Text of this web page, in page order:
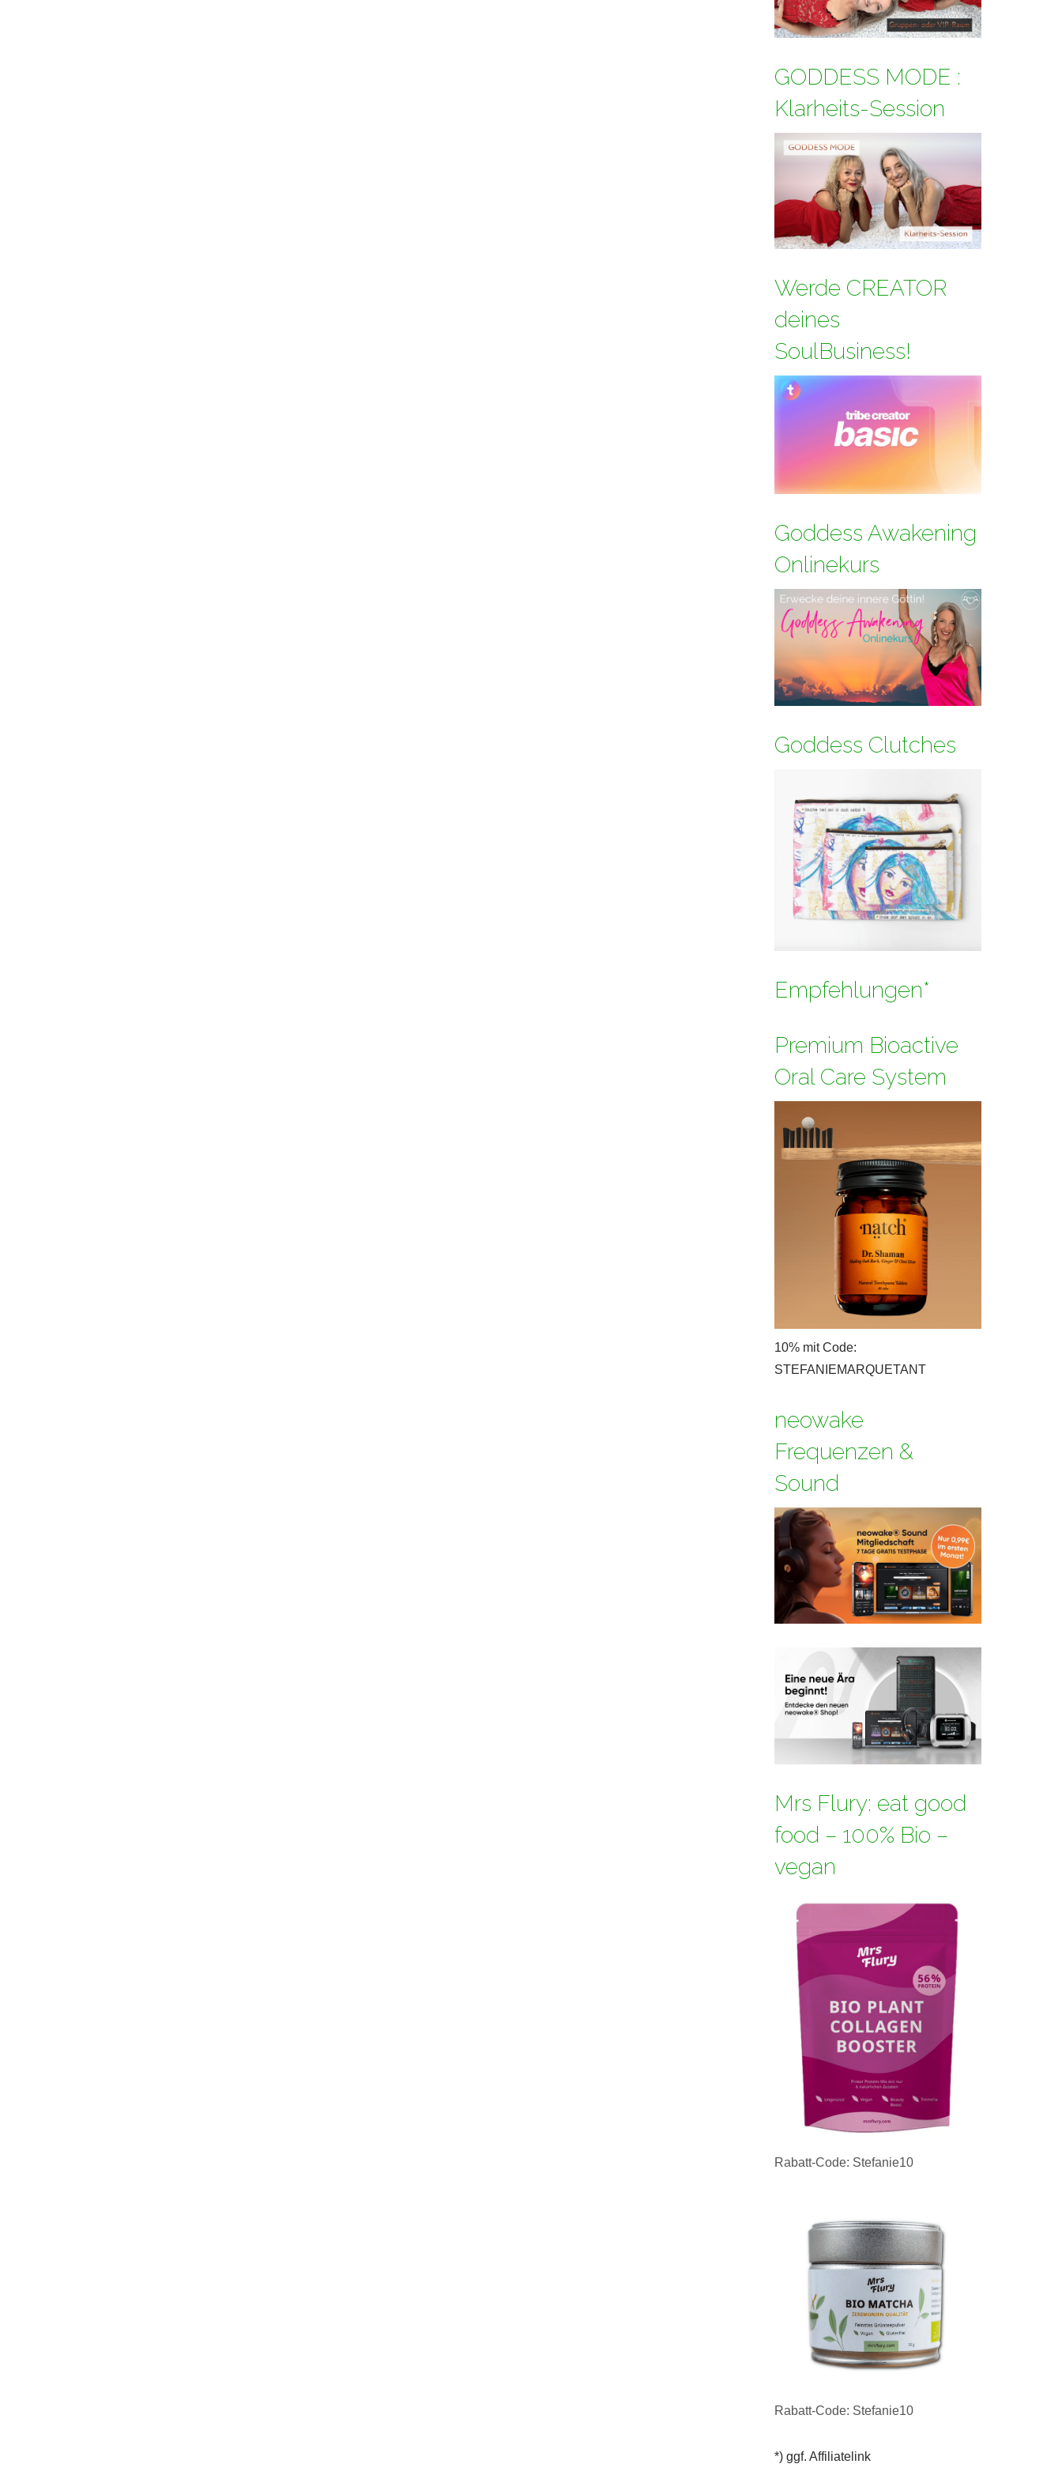
GODDESS MODE :
Klarheits-Session
Werde CREATOR
deines
SoulBusiness!
Goddess Awakening
Onlinekurs
Goddess Clutches
Empfehlungen*
Premium Bioactive
Oral Care System
10% mit Code:
STEFANIEMARQUETANT
neowake
Frequenzen &
Sound
Mrs Flury: eat good
food – 100% Bio –
vegan
Rabatt-Code: Stefanie10
Rabatt-Code: Stefanie10
*) ggf. Affiliatelink